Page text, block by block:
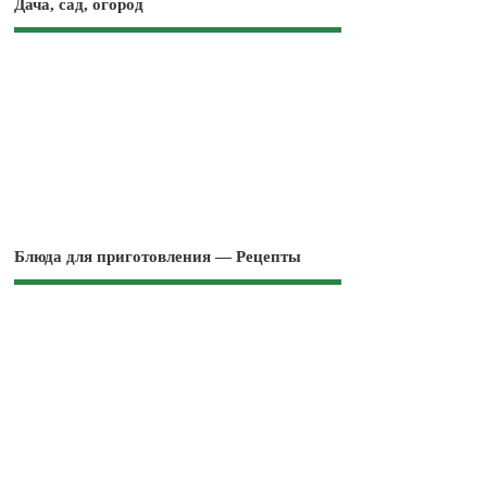
Дача, сад, огород
Блюда для приготовления — Рецепты